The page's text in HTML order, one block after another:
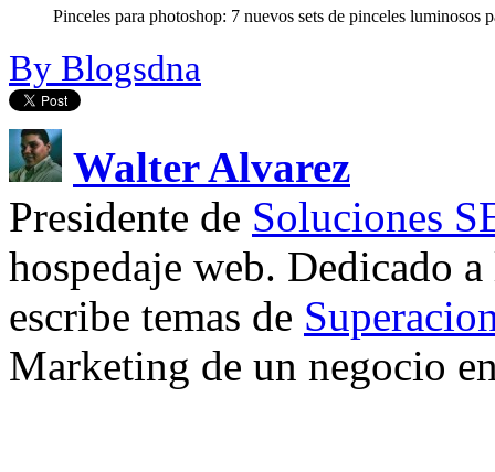
Pinceles para photoshop: 7 nuevos sets de pinceles luminosos
By Blogsdna
Walter Alvarez
Presidente de Soluciones
hospedaje web. Dedicado
escribe temas de
Marketing de un negocio